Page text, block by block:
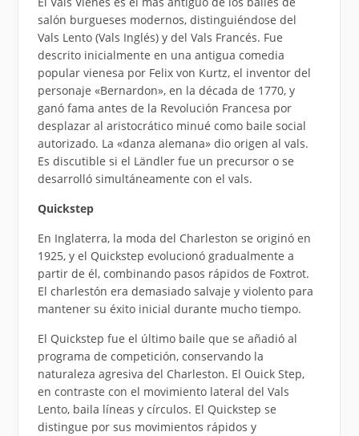
salón burgueses modernos, distinguiéndose del
Vals Lento (Vals Inglés) y del Vals Francés. Fue
descrito inicialmente en una antigua comedia
popular vienesa por Felix von Kurtz, el inventor del
personaje «Bernardon», en la década de 1770, y
ganó fama antes de la Revolución Francesa por
desplazar al aristocrático minué como baile social
autorizado. La «danza alemana» dio origen al vals.
Es discutible si el Ländler fue un precursor o se
desarrolló simultáneamente con el vals.
Quickstep
En Inglaterra, la moda del Charleston se originó en
1925, y el Quickstep evolucionó gradualmente a
partir de él, combinando pasos rápidos de Foxtrot.
El charlestón era demasiado salvaje y violento para
mantener su éxito inicial durante mucho tiempo.
El Quickstep fue el último baile que se añadió al
programa de competición, conservando la
naturaleza agresiva del Charleston. El Ouick Step,
en contraste con el movimiento lateral del Vals
Lento, baila líneas y círculos. El Quickstep se
distingue por sus movimientos rápidos y